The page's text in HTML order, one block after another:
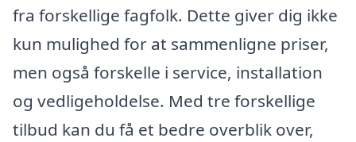
fra forskellige fagfolk. Dette giver dig ikke
kun mulighed for at sammenligne priser,
men også forskelle i service, installation
og vedligeholdelse. Med tre forskellige
tilbud kan du få et bedre overblik over,